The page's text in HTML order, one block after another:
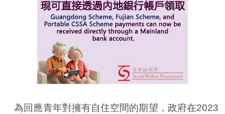
為回應青年對擁有自住空間的期望，政府在2023